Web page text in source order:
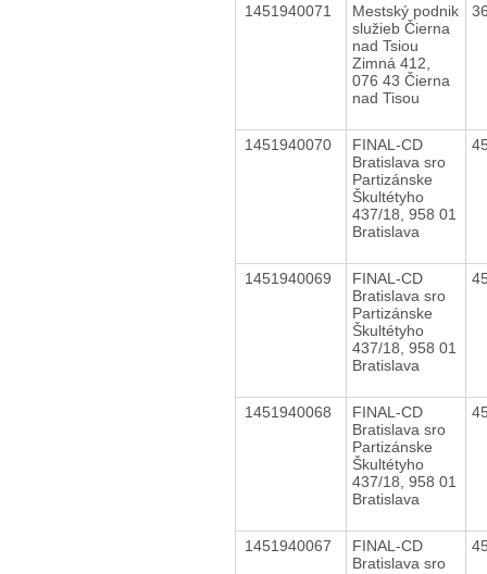
1451940071
Mestský podnik
služieb Čierna
nad Tsiou
Zimná 412,
076 43 Čierna
nad Tisou
1451940070
FINAL-CD
Bratislava sro
Partizánske
Škultétyho
437/18, 958 01
Bratislava
1451940069
FINAL-CD
Bratislava sro
Partizánske
Škultétyho
437/18, 958 01
Bratislava
1451940068
FINAL-CD
Bratislava sro
Partizánske
Škultétyho
437/18, 958 01
Bratislava
1451940067
FINAL-CD
Bratislava sro